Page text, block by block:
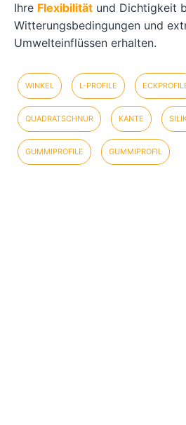
Ihre Flexibilität und Dichtigkeit
Witterungsbedingungen und
Umwelteinflüssen erhalten.
WINKEL L-PROFILE
QUADRATSCHNUR KANTE
GUMMIPROFILE GUMMIPROFIL